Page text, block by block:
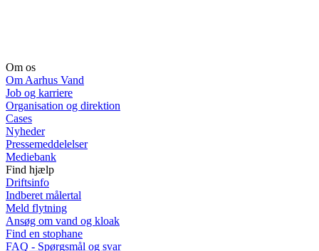
Om os
Om Aarhus Vand
Job og karriere
Organisation og direktion
Cases
Nyheder
Pressemeddelelser
Mediebank
Find hjælp
Driftsinfo
Indberet målertal
Meld flytning
Ansøg om vand og kloak
Find en stophane
FAQ - Spørgsmål og svar